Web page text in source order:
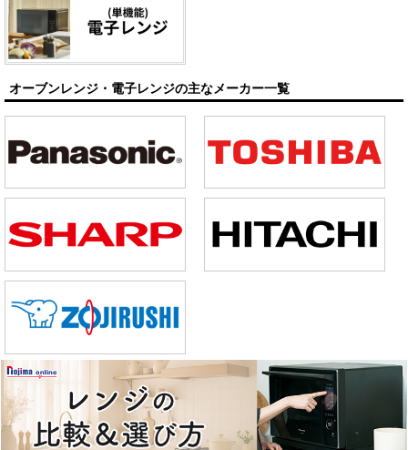
オーブンレンジ・電子レンジの主なメーカー一覧